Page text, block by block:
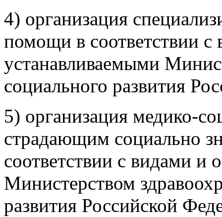
4) организация
помощи в соответствии с
устанавливаемыми
социального развития
5) организация медико-
страдающим социально
соответствии с видами и
Министерством
развития Российской